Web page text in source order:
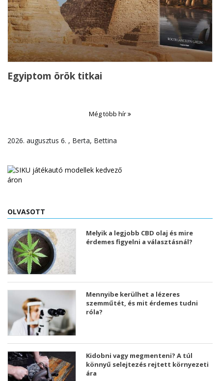
Egyiptom örök titkai
Még több hír
2026. augusztus 6. , Berta, Bettina
OLVASOTT
Melyik a legjobb CBD olaj és mire
érdemes figyelni a választásnál?
Mennyibe kerülhet a lézeres
szemműtét, és mit érdemes tudni
róla?
Kidobni vagy megmenteni? A túl
könnyű selejtezés rejtett környezeti
ára